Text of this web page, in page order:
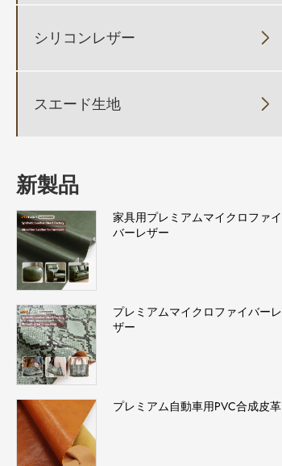
シリコンレザー 
スエード生地 
新製品
家具用プレミアムマイクロファイ
バーレザー
プレミアムマイクロファイバーレ
ザー
プレミアム自動車用PVC合成皮革